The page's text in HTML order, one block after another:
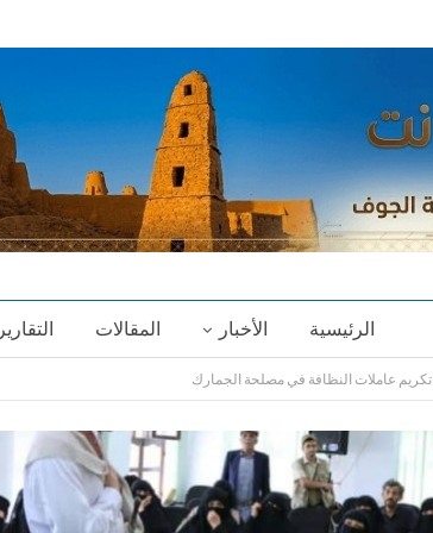
الرئيسية الأخبار المقالات التقارير
تكريم عاملات النظافة في مصلحة الجمارك